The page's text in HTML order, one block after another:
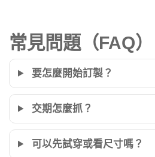
常見問題（FAQ）
要怎麼開始訂製？
交期怎麼抓？
可以先試穿或看尺寸嗎？